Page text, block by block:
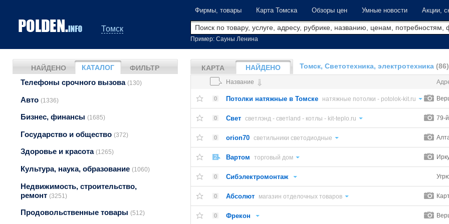
Томск
Фирмы, товары Карта Томска Обзоры цен Умные новости Акции,
Пример: Сауны Ленина
НАЙДЕНО КАТАЛОГ ФИЛЬТР
Телефоны срочного вызова (130)
Авто (1336)
Бизнес, финансы (1685)
Государство и общество (372)
Здоровье и красота (1265)
Культура, наука, образование (1060)
Недвижимость, строительство,
ремонт (3251)
Продовольственные товары (512)
КАРТА НАЙДЕНО Томск, Светотехника, электротехника (86)
Название
0 Потолки натяжные в Томске натяжные потолки - potolok-kit.ru
0 Свет светлэнд - светland - котлы - kit-teplo.ru 79-
0 orion70 светильники светодиодные
2 Вартом торговый дом
0 Сибэлектромонтаж
0 Абсолют магазин отделочных товаров
0 Фрекон